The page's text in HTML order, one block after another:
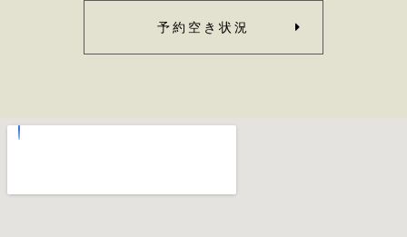
予約空き状況